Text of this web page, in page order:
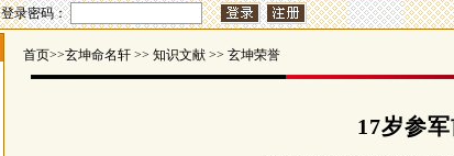
登录密码：
首页>>玄坤命名轩 >> 知识文献 >> 玄坤荣誉
17岁参